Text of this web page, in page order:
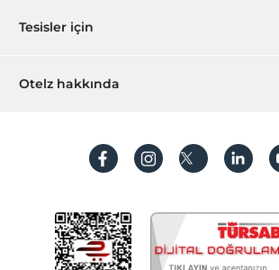
Sıkça sorulan sorular
İşlem rehberi
Hediye Kart
Hesap oluştur
Tesisler için
Hemen tesisinizi ekleyin
Otelz hakkında
Koşullar ve şartlar